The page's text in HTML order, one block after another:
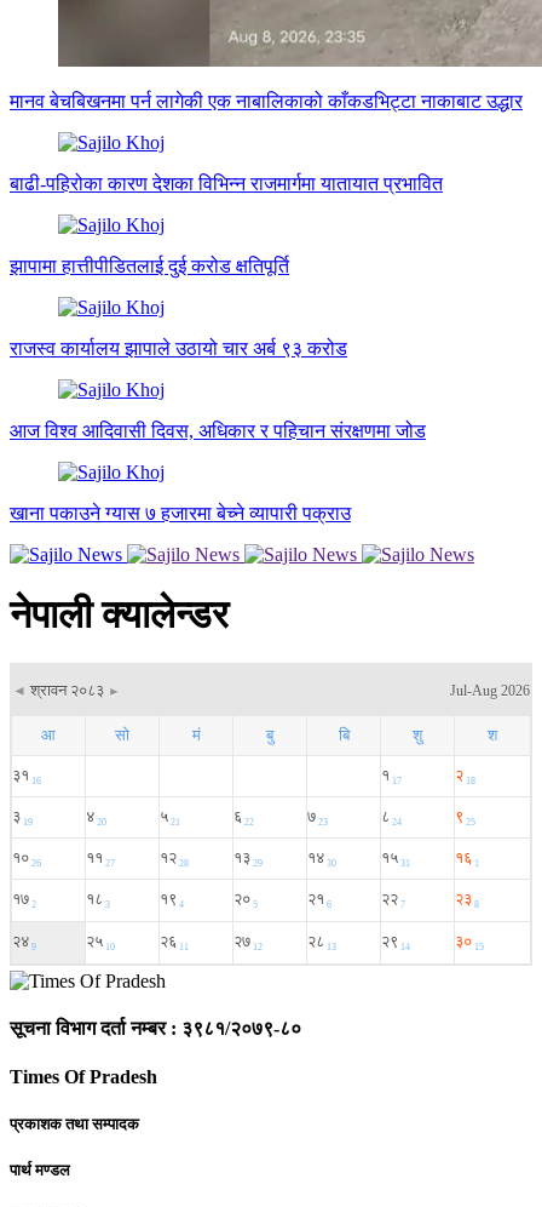
मानव बेचबिखनमा पर्न लागेकी एक नाबालिकाको काँकडभिट्टा नाकाबाट उद्धार
बाढी-पहिरोका कारण देशका विभिन्न राजमार्गमा यातायात प्रभावित
झापामा हात्तीपीडितलाई दुई करोड क्षतिपूर्ति
राजस्व कार्यालय झापाले उठायो चार अर्ब ९३ करोड
आज विश्व आदिवासी दिवस, अधिकार र पहिचान संरक्षणमा जोड
खाना पकाउने ग्यास ७ हजारमा बेच्ने व्यापारी पक्राउ
नेपाली क्यालेन्डर
सूचना विभाग दर्ता नम्बर : ३९८१/२०७९-८०
Times Of Pradesh
प्रकाशक तथा सम्पादक
पार्थ मण्डल